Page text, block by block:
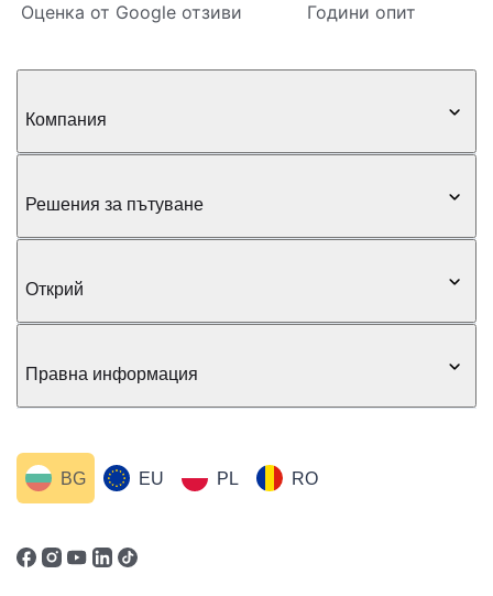
Оценка от Google отзиви Години опит
Компания
Решения за пътуване
Открий
Правна информация
EU
BG PL RO